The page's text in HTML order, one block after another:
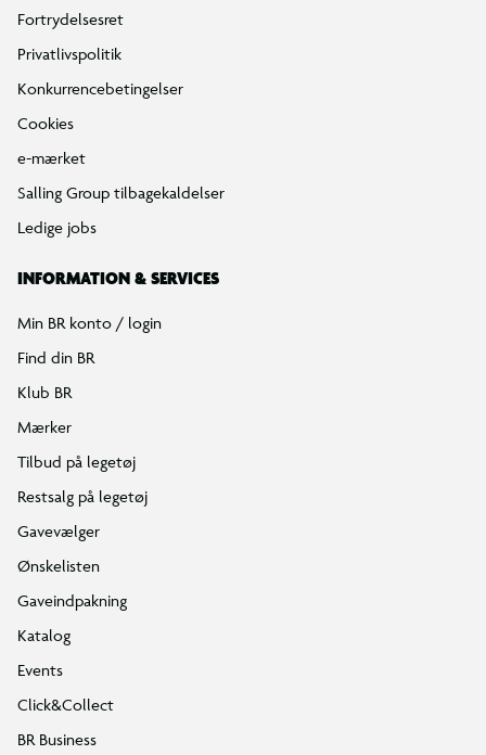
Fortrydelsesret
Privatlivspolitik
Konkurrencebetingelser
Cookies
e-mærket
Salling Group tilbagekaldelser
Ledige jobs
INFORMATION & SERVICES
Min BR konto / login
Find din BR
Klub BR
Mærker
Tilbud på legetøj
Restsalg på legetøj
Gavevælger
Ønskelisten
Gaveindpakning
Katalog
Events
Click&Collect
BR Business